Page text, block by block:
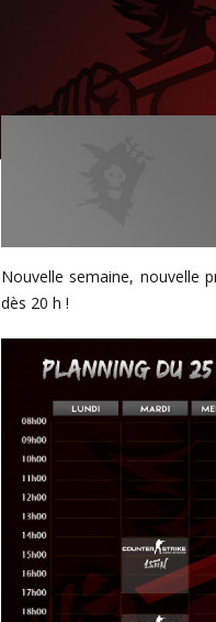
Nouvelle semaine, nouvelle
dès 20 h !